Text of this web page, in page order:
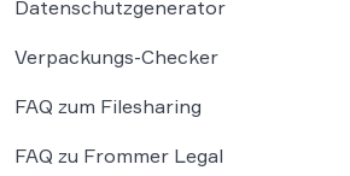
Datenschutzgenerator
Verpackungs-Checker
FAQ zum Filesharing
FAQ zu Frommer Legal